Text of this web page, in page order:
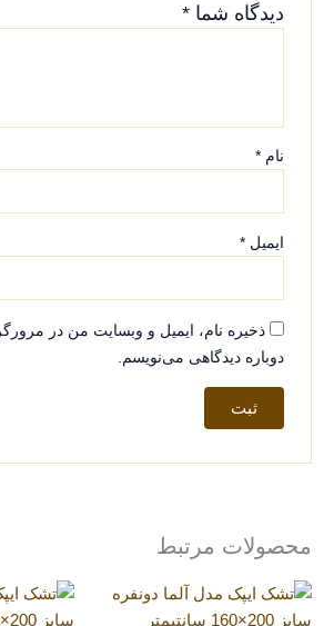
دیدگاه شما*
نام*
ایمیل*
ذخیره نام، ایمیل و وبسایت من در
دوباره دیدگاهی می‌نویسم.
محصولات مرتبط